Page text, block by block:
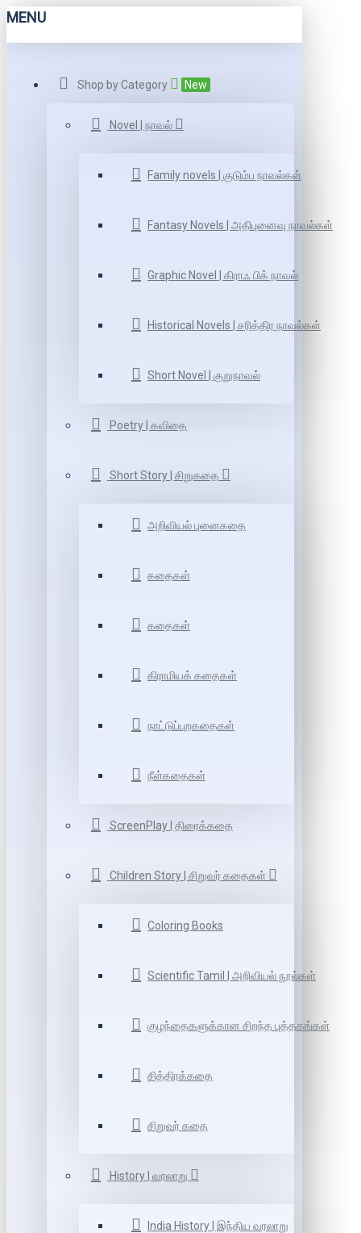
MENU
Shop by Category New
Novel | நாவல்
Family novels | குடும்ப நாவல்கள்
Fantasy Novels | அதிபுனைவு நாவல்கள்
Graphic Novel | கிராஃ பிக் நாவல்
Historical Novels | சரித்திர நாவல்கள்
Short Novel | குறுநாவல்
Poetry | கவிதை
Short Story | சிறுகதை
அறிவியல் புனைகதை
கதைகள்
கதைகள்
கிராமியக் கதைகள்
நாட்டுப்புறகதைகள்
நீள்கதைகள்
ScreenPlay | திரைக்கதை
Children Story | சிறுவர் கதைகள்
Coloring Books
Scientific Tamil | அறிவியல் நூல்கள்
குழந்தைகளுக்கான சிறந்த புத்தகங்கள்
சித்திரக்கதை
சிறுவர் கதை
History | வரலாறு
India History | இந்திய வரலாறு